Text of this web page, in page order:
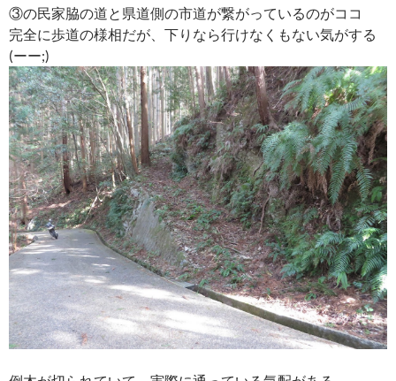
③の民家脇の道と県道側の市道が繋がっているのがココ
完全に歩道の様相だが、下りなら行けなくもない気がする
(ーー;)